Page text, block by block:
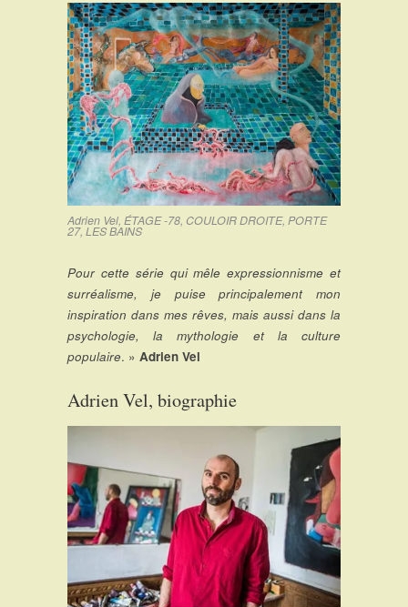
Adrien Vel, ÉTAGE -78, COULOIR DROITE, PORTE
27, LES BAINS
Pour cette série qui mêle expressionnisme et
surréalisme, je puise principalement mon
inspiration dans mes rêves, mais aussi dans la
psychologie, la mythologie et la culture
populaire. » Adrien Vel
Adrien Vel, biographie